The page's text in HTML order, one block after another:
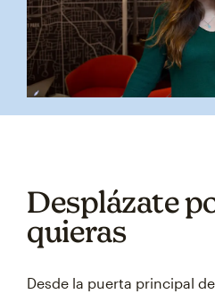
Desplázate
quieras
Desde la puerta principal